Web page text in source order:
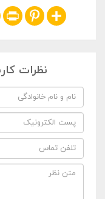
Share
Pinterest
Print
نظرات